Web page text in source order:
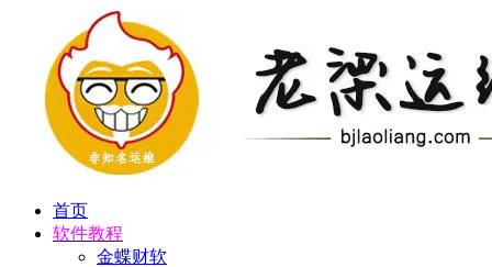
首页
软件教程
金蝶财软